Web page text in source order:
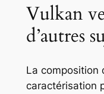
Vulkan
d’autres
La composition
caractérisation